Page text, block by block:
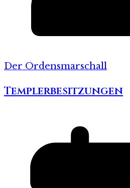
Der Ordensmarschall
Templerbesitzungen